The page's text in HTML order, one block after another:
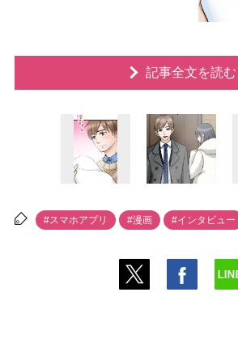
記事全文を読む
#スマホアプリ #漫画 #インタビュー